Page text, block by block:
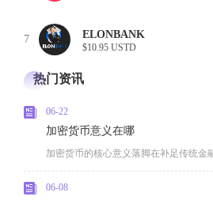
7 ELONBANK
$10.95 USTD
热门资讯
06-22
加密货币意义在哪
06-08